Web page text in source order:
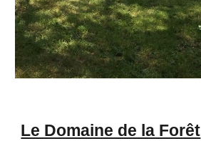
Le Domaine de la Forêt